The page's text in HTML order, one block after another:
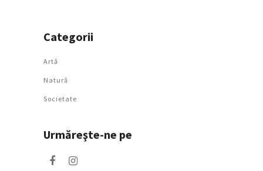
Categorii
Artǎ
Natură
Societate
Urmăreşte-ne pe